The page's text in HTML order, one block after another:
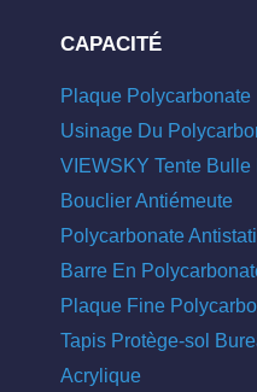
CAPACITÉ
Plaque Polycarbonate
Usinage Du
VIEWSKY Tente
Bouclier Antiémeute
Polycarbonate
Barre En
Plaque Fine
Tapis Protège-sol
Acrylique